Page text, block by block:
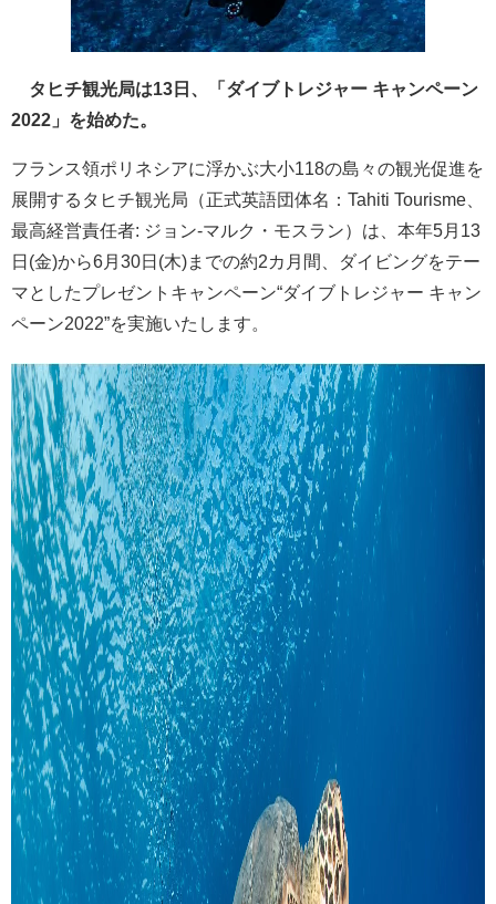
タヒチ観光局は13日、「ダイブトレジャー キャンペーン
2022」を始めた。
フランス領ポリネシアに浮かぶ大小118の島々の観光促進を
展開するタヒチ観光局（正式英語団体名：Tahiti Tourisme、
最高経営責任者: ジョン-マルク・モスラン）は、本年5月13
日(金)から6月30日(木)までの約2カ月間、ダイビングをテー
マとしたプレゼントキャンペーン“ダイブトレジャー キャン
ペーン2022”を実施いたします。